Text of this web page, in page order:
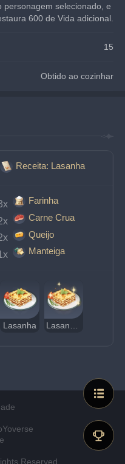
personagem selecionado, e
600 de Vida adicional.
15
Obtido ao cozinhar
Receita: Lasanha
Farinha
Carne Crua
Queijo
Manteiga
Lasanha
Reserved.